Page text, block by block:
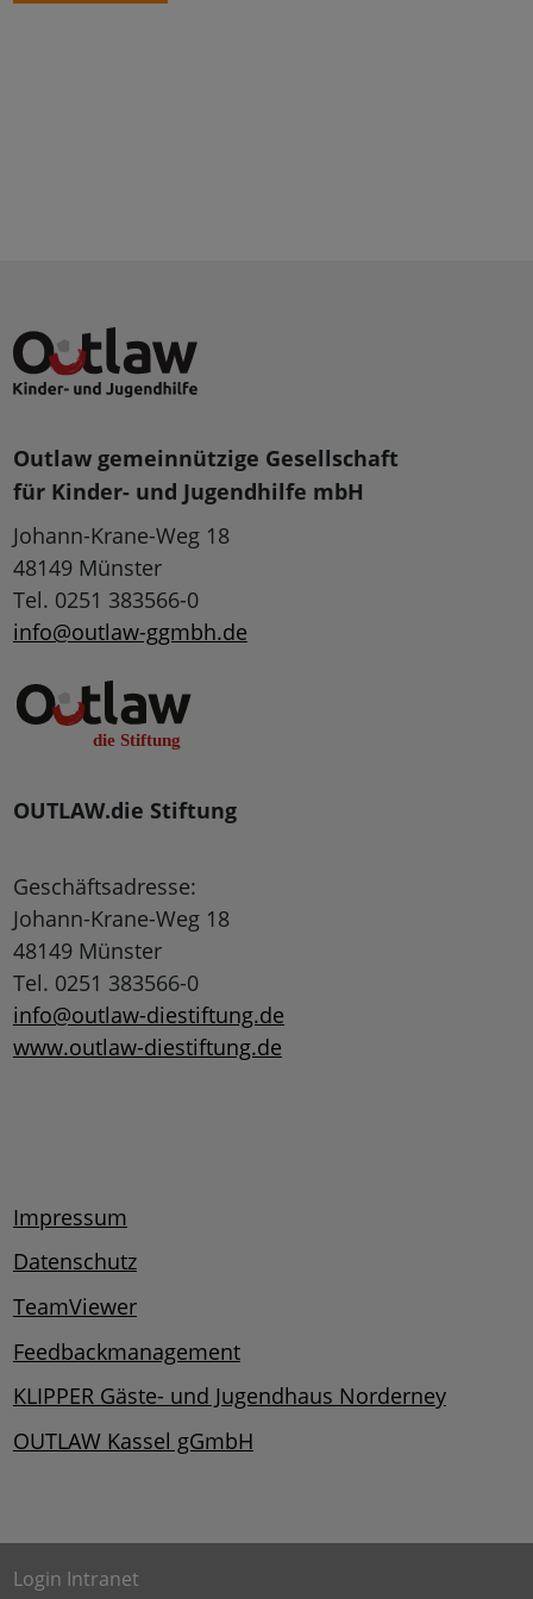
Outlaw gemeinnützige Gesellschaft
für Kinder- und Jugendhilfe mbH
Johann-Krane-Weg 18
48149 Münster
Tel. 0251 383566-0
info@outlaw-ggmbh.de
OUTLAW.die Stiftung
Geschäftsadresse:
Johann-Krane-Weg 18
48149 Münster
Tel. 0251 383566-0
info@outlaw-diestiftung.de
www.outlaw-diestiftung.de
Impressum
Datenschutz
TeamViewer
Feedbackmanagement
KLIPPER Gäste- und Jugendhaus Norderney
OUTLAW Kassel gGmbH
Login Intranet